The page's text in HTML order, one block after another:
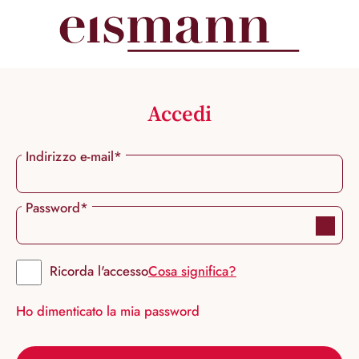
principale
Accedi
Indirizzo e-mail*
Password*
Ricorda l'accessoCosa significa?
Ho dimenticato la mia password